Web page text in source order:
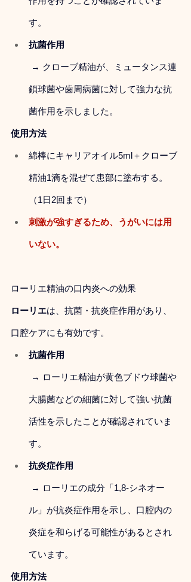
す。
抗菌作用
鎖球菌や歯周病菌に対して強力な抗
菌作用を示しました。
使用方法
綿棒にキャリアオイル5ml＋クローブ
精油1滴を混ぜて患部に塗布する。
（1日2回まで）
刺激が強すぎるため、うがいには用
いない。
ローリエ精油の口内炎への効果
ローリエは、抗菌・抗炎症作用があり、
口腔ケアにも有効です。
抗菌作用
大腸菌などの細菌に対して強い抗菌
活性を示したことが確認されていま
す。
抗炎症作用
ル」が抗炎症作用を示し、口腔内の
炎症を和らげる可能性があるとされ
ています。
使用方法